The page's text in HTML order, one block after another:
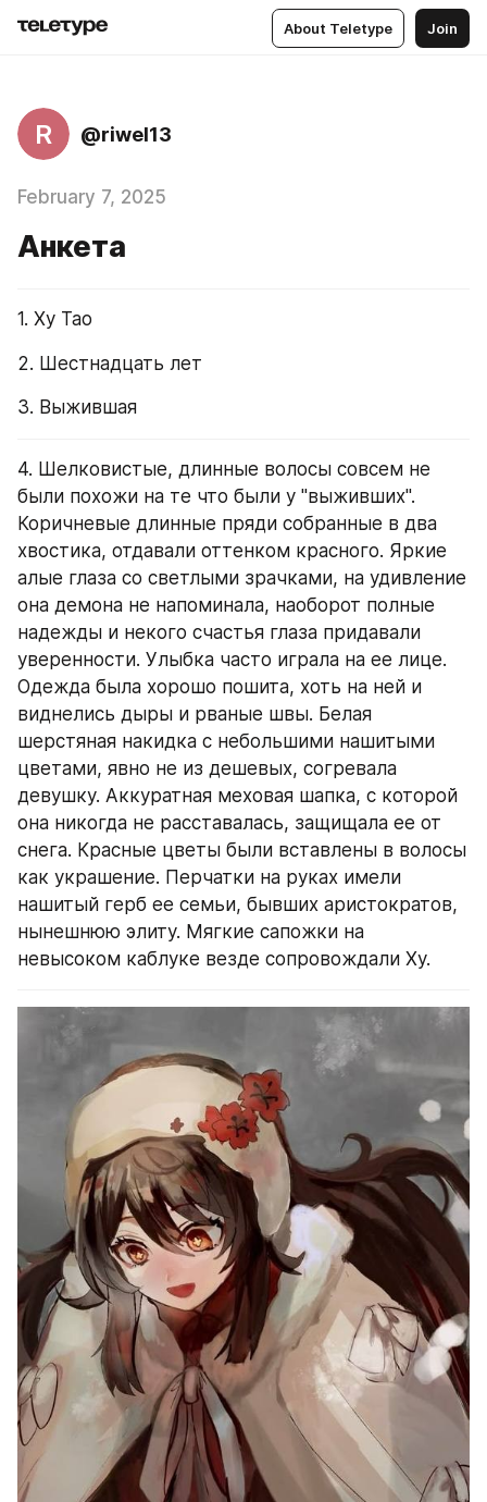
About Teletype Join
R @riwel13
February 7, 2025
Анкета
1. Ху Тао
2. Шестнадцать лет
3. Выжившая
4. Шелковистые, длинные волосы совсем не
были похожи на те что были у "выживших".
Коричневые длинные пряди собранные в два
хвостика, отдавали оттенком красного. Яркие
алые глаза со светлыми зрачками, на удивление
она демона не напоминала, наоборот полные
надежды и некого счастья глаза придавали
уверенности. Улыбка часто играла на ее лице.
Одежда была хорошо пошита, хоть на ней и
виднелись дыры и рваные швы. Белая
шерстяная накидка с небольшими нашитыми
цветами, явно не из дешевых, согревала
девушку. Аккуратная меховая шапка, с которой
она никогда не расставалась, защищала ее от
снега. Красные цветы были вставлены в волосы
как украшение. Перчатки на руках имели
нашитый герб ее семьи, бывших аристократов,
нынешнюю элиту. Мягкие сапожки на
невысоком каблуке везде сопровождали Ху.